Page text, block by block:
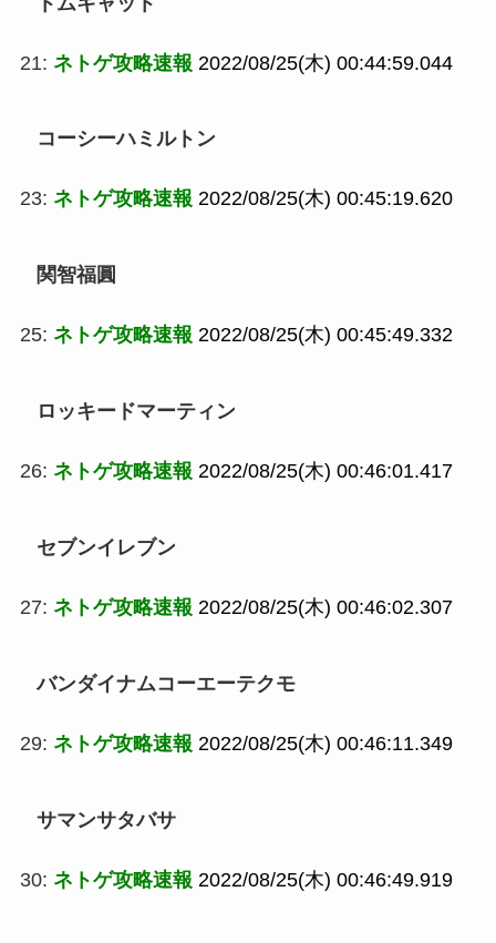
21: ネトゲ攻略速報 2022/08/25(木) 00:44:59.044
コーシーハミルトン
23: ネトゲ攻略速報 2022/08/25(木) 00:45:19.620
関智福圓
25: ネトゲ攻略速報 2022/08/25(木) 00:45:49.332
ロッキードマーティン
26: ネトゲ攻略速報 2022/08/25(木) 00:46:01.417
セブンイレブン
27: ネトゲ攻略速報 2022/08/25(木) 00:46:02.307
バンダイナムコーエーテクモ
29: ネトゲ攻略速報 2022/08/25(木) 00:46:11.349
サマンサタバサ
30: ネトゲ攻略速報 2022/08/25(木) 00:46:49.919